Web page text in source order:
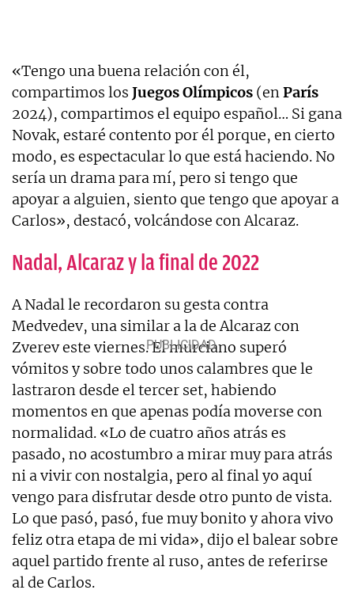
«Tengo una buena relación con él,
compartimos los Juegos Olímpicos (enParís
2024), compartimos el equipo español… Si gana
Novak, estaré contento por él porque, en cierto
modo, es espectacular lo que está haciendo. No
sería un drama para mí, pero si tengo que
apoyar a alguien, siento que tengo que apoyar a
Carlos», destacó, volcándose con Alcaraz.
Nadal, Alcaraz y la final de 2022
A Nadal le recordaron su gesta contra
Medvedev, una similar a la de Alcaraz con
Zverev este viernes. El murciano superó
vómitos y sobre todo unos calambres que le
lastraron desde el tercer set, habiendo
momentos en que apenas podía moverse con
normalidad. «Lo de cuatro años atrás es
pasado, no acostumbro a mirar muy para atrás
ni a vivir con nostalgia, pero al final yo aquí
vengo para disfrutar desde otro punto de vista.
Lo que pasó, pasó, fue muy bonito y ahora vivo
feliz otra etapa de mi vida», dijo el balear sobre
aquel partido frente al ruso, antes de referirse
al de Carlos.